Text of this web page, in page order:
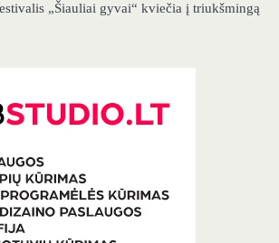
„Šiauliai gyvai“ kviečia į triukšmingą